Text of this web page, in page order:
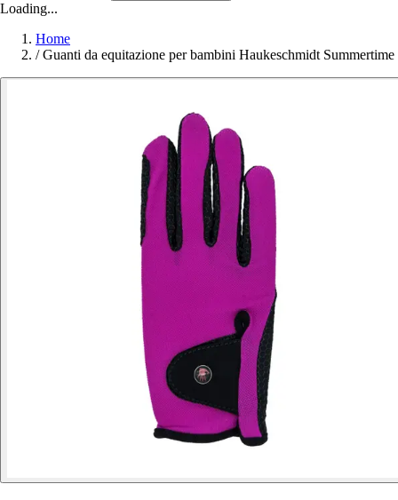
Loading...
Home
/ Guanti da equitazione per bambini Haukeschmidt Summertime